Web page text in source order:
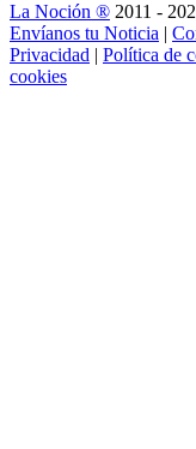
La Noción ® 2011 -
Envíanos tu Noticia |
Privacidad | Política de
cookies